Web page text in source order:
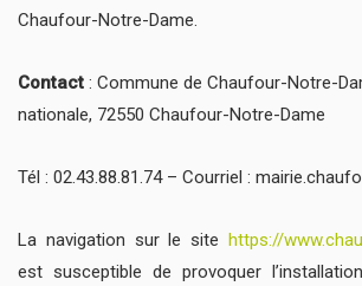
Chaufour-Notre-Dame.
Contact : Commune de Chaufour-Notre-
nationale, 72550 Chaufour-Notre-Dame
Tél : 02.43.88.81.74 – Courriel :
La navigation sur le site https://
est susceptible de provoquer